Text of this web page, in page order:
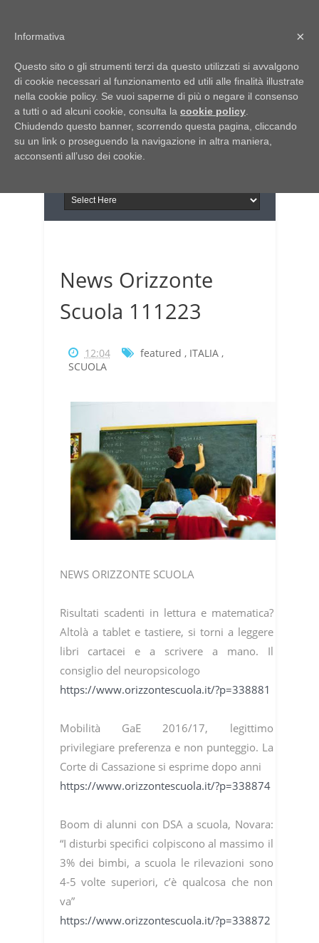
Italia Notizie
Giornale di Basilicata
Giornale di Puglia
INFORMAPUGLIA
Il portale n.1 del lavoro
in Puglia
News Orizzonte
Scuola 111223
12:04 featured , ITALIA,
SCUOLA
NEWS ORIZZONTE SCUOLA
Risultati scadenti in lettura e matematica?
Altolà a tablet e tastiere, si torni a leggere
libri cartacei e a scrivere a mano. Il
consiglio del neuropsicologo
https://www.orizzontescuola.it/?p=338881
Mobilità GaE 2016/17, legittimo
privilegiare preferenza e non punteggio. La
Corte di Cassazione si esprime dopo anni
https://www.orizzontescuola.it/?p=338874
Boom di alunni con DSA a scuola, Novara:
“I disturbi specifici colpiscono al massimo il
3% dei bimbi, a scuola le rilevazioni sono
4-5 volte superiori, c’è qualcosa che non
va”
https://www.orizzontescuola.it/?p=338872
×
Informativa
Questo sito o gli strumenti terzi da questo utilizzati si avvalgono
di cookie necessari al funzionamento ed utili alle finalità illustrate
nella cookie policy. Se vuoi saperne di più o negare il consenso
a tutti o ad alcuni cookie, consulta la cookie policy
Chiudendo questo banner, scorrendo questa pagina, cliccando
su un link o proseguendo la navigazione in altra maniera,
acconsenti all’uso dei cookie.